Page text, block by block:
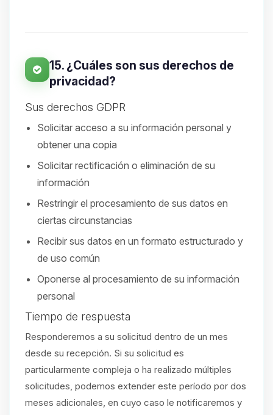
15. ¿Cuáles son sus derechos de
privacidad?
Sus derechos GDPR
Solicitar acceso a su información personal y
obtener una copia
Solicitar rectificación o eliminación de su
información
Restringir el procesamiento de sus datos en
ciertas circunstancias
Recibir sus datos en un formato estructurado y
de uso común
Oponerse al procesamiento de su información
personal
Tiempo de respuesta
Responderemos a su solicitud dentro de un mes
desde su recepción. Si su solicitud es
particularmente compleja o ha realizado múltiples
solicitudes, podemos extender este período por dos
meses adicionales, en cuyo caso le notificaremos y